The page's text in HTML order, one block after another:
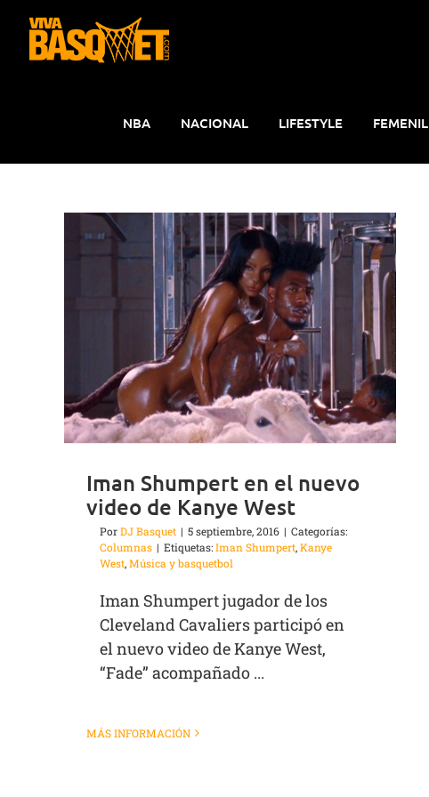
contenido
NBA NACIONAL LIFESTYLE FEMENIL
Iman Shumpert en el nuevo
video de Kanye West
PorDJ Basquet | 5 septiembre, 2016 | Categorías:
Columnas | Etiquetas:Iman Shumpert,Kanye
West,Música y basquetbol
Iman Shumpert jugador de los
Cleveland Cavaliers participó en
el nuevo video de Kanye West,
“Fade” acompañado ...
MÁS INFORMACIÓN